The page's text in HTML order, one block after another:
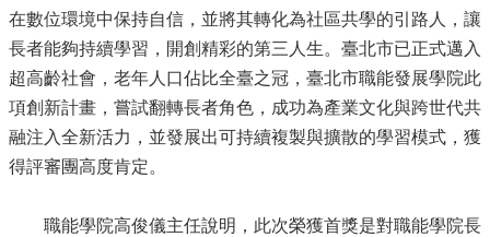
在數位環境中保持自信，並將其轉化為社區共學的引路人，讓
長者能夠持續學習，開創精彩的第三人生。臺北市已正式邁入
超高齡社會，老年人口佔比全臺之冠，臺北市職能發展學院此
項創新計畫，嘗試翻轉長者角色，成功為產業文化與跨世代共
融注入全新活力，並發展出可持續複製與擴散的學習模式，獲
得評審團高度肯定。
職能學院高俊儀主任說明，此次榮獲首獎是對職能學院長